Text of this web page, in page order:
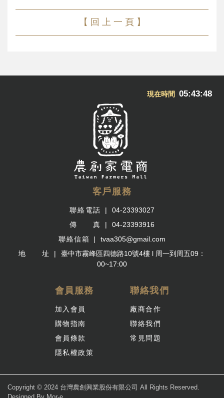
【 回 上 一 頁 】
現在時間 05:43:48
客戶服務
聯絡電話
04-23393027
傳 真
04-23393916
聯絡信箱
tvaa305@gmail.com
地 址
臺中市霧峰區四德路10號4樓 l 周一到周五09：
00~17:00
會員服務
加入會員
購物指南
會員條款
隱私權政策
聯絡我們
廠商合作
聯絡我們
常見問題
Copyright © 2024 台灣農創興業股份有限公司 All Rights Reserved.